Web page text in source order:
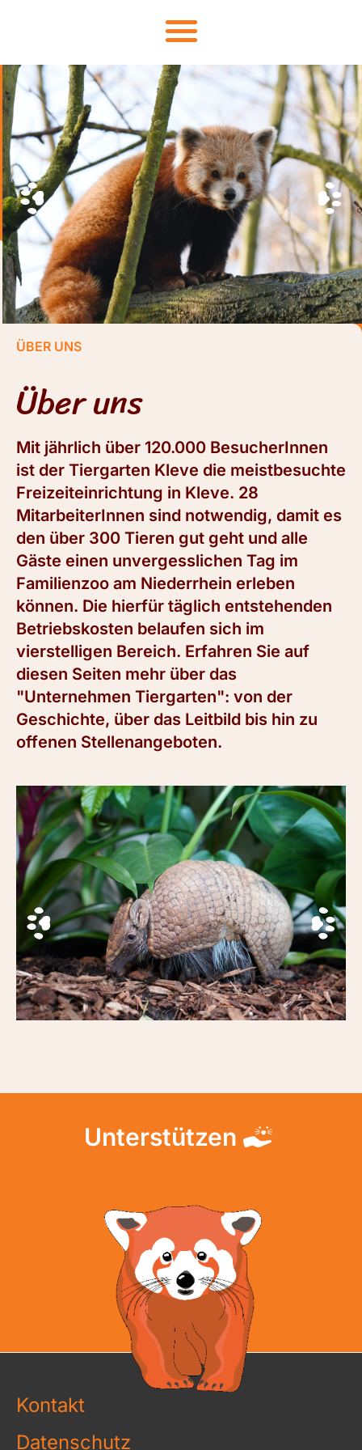
ÜBER UNS
Über uns
Mit jährlich über 120.000 BesucherInnen
ist der Tiergarten Kleve die meistbesuchte
Freizeiteinrichtung in Kleve. 28
MitarbeiterInnen sind notwendig, damit es
den über 300 Tieren gut geht und alle
Gäste einen unvergesslichen Tag im
Familienzoo am Niederrhein erleben
können. Die hierfür täglich entstehenden
Betriebskosten belaufen sich im
vierstelligen Bereich. Erfahren Sie auf
diesen Seiten mehr über das
"Unternehmen Tiergarten": von der
Geschichte, über das Leitbild bis hin zu
offenen Stellenangeboten.
Unterstützen
Kontakt
Datenschutz